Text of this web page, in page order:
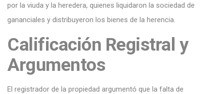
por la viuda y la heredera, quienes liquidaron la sociedad de
gananciales y distribuyeron los bienes de la herencia.
Calificación Registral y
Argumentos
El registrador de la propiedad argumentó que la falta de